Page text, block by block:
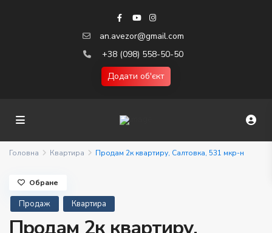
an.avezor@gmail.com
+38 (098) 558-50-50
Додати об'єкт
Головна Квартира Продам 2к квартиру, Салтовка, 531 мкр-н
Продаж Квартира
Обране